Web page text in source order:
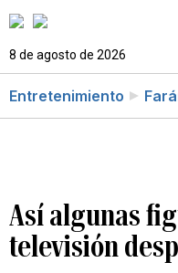
8 de agosto de 2026
Entretenimiento
Así algunas
televisión